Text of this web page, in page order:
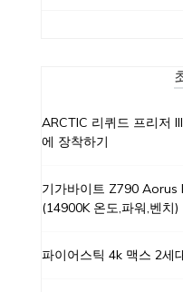
ARCTIC 리퀴드 프리저
에 장착하기
기가바이트 Z790
(14900K 온도,파워,벤치)
파이어스틱 4k 맥스 2세